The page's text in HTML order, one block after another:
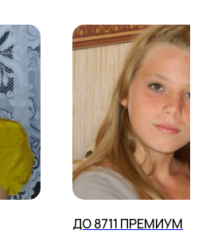
ДО 8711 ПРЕМИУМ